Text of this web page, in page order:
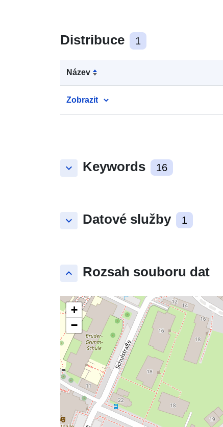
Distribuce 1
Název
Zobrazit
keyboard_arrow_down Keywords 16
keyboard_arrow_down Datové služby 1
keyboard_arrow_up Rozsah souboru dat
+
−